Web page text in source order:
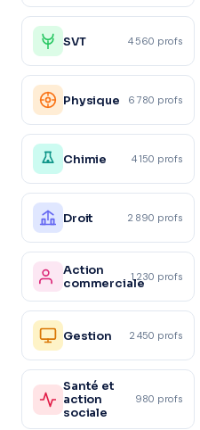
SVT 4 560 profs
Physique 6 780 profs
Chimie 4 150 profs
Droit 2 890 profs
Action
commerciale1 230 profs
Gestion 2 450 profs
Santé et
action
sociale
980 profs